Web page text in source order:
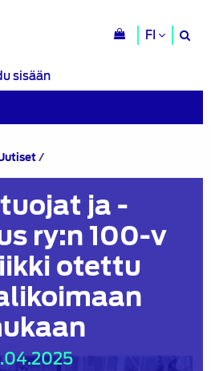
FI
sisään
/Autotuojat
teollisuus
ry:n
100-
v
historiikki
otettu
kirjavalikoimaan
mukaan
ja -
ry:n 100-v
otettu